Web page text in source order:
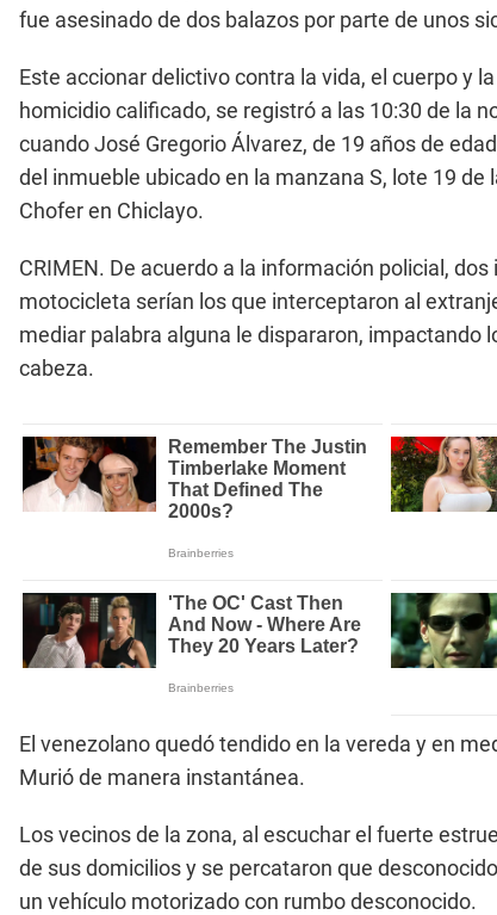
fue asesinado de dos balazos por parte de unos
Este accionar delictivo contra la vida, el cuerpo y
homicidio calificado, se registró a las 10:30 de la
cuando José Gregorio Álvarez, de 19 años de
del inmueble ubicado en la manzana S, lote 19 de
Chofer en Chiclayo.
CRIMEN. De acuerdo a la información policial,
motocicleta serían los que interceptaron al
mediar palabra alguna le dispararon, impactando
cabeza.
El venezolano quedó tendido en la vereda y en
Murió de manera instantánea.
Los vecinos de la zona, al escuchar el fuerte
de sus domicilios y se percataron que
un vehículo motorizado con rumbo desconocido.